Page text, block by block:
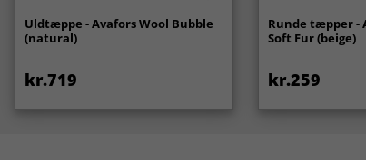
Uldtæppe - Avafors Wool Bubble
(natural)
kr.719
Runde tæpper -
Soft Fur (beige)
kr.259